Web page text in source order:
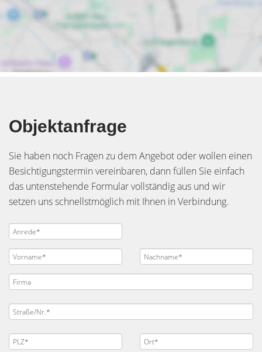
Objektanfrage
Sie haben noch Fragen zu dem Angebot oder wollen einen
Besichtigungstermin vereinbaren, dann füllen Sie einfach
das untenstehende Formular vollständig aus und wir
setzen uns schnellstmöglich mit Ihnen in Verbindung.